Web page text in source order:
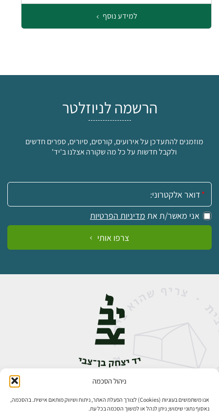
ניהול הסכמה
אנו משתמשים בעוגיות (Cookies) לצורך הפעלת האתר, ניתוח ושיווק מותאם אישית. בהסכמה,
נאסוף נתוני שימוש; ניתן לנהל או למשוך הסכמה בכל עת.
למידע נוסף
הרשמה לניוזלטר
מוזמנים להתעדכן על אירועים, קורסים, סיורים, ספרים חדשים
ולקבל חדשות על כל מה שקורה אצלנו ב'יד'
אימייל:
אני מאשר/ת את מדיניות הפרטיות
צרפו אותי
אבן גבירול 14, רחביה, ירושלים